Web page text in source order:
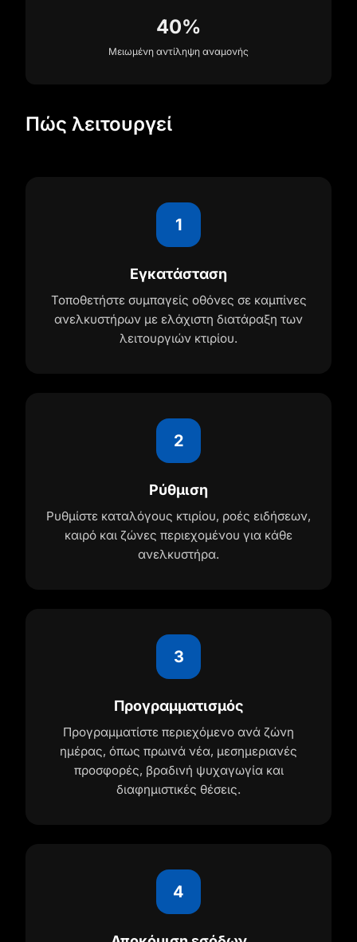
40%
Μειωμένη αντίληψη αναμονής
Πώς λειτουργεί
1
Εγκατάσταση
Τοποθετήστε συμπαγείς οθόνες σε καμπίνες
ανελκυστήρων με ελάχιστη διατάραξη των
λειτουργιών κτιρίου.
2
Ρύθμιση
Ρυθμίστε καταλόγους κτιρίου, ροές ειδήσεων,
καιρό και ζώνες περιεχομένου για κάθε
ανελκυστήρα.
3
Προγραμματισμός
Προγραμματίστε περιεχόμενο ανά ζώνη
ημέρας, όπως πρωινά νέα, μεσημεριανές
προσφορές, βραδινή ψυχαγωγία και
διαφημιστικές θέσεις.
4